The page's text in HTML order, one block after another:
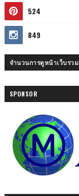
524
849
จำนวนการดูหน้าเว็บรวม
SPONSOR